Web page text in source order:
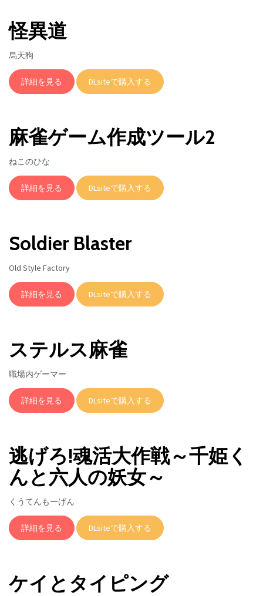
怪異道
烏天狗
詳細を見る DLsiteで購入する
麻雀ゲーム作成ツール2
ねこのひな
詳細を見る DLsiteで購入する
Soldier Blaster
Old Style Factory
詳細を見る DLsiteで購入する
ステルス麻雀
職場内ゲーマー
詳細を見る DLsiteで購入する
逃げろ!魂活大作戦～千姫く
んと六人の妖女～
くうてんもーげん
詳細を見る DLsiteで購入する
ケイとタイピング